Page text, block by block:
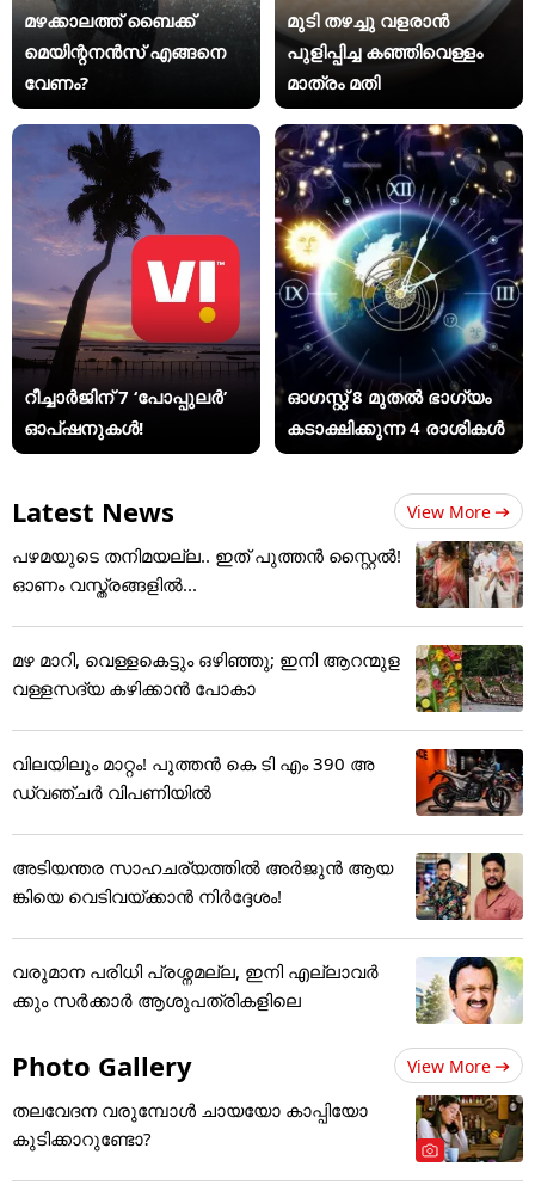
മഴക്കാലത്ത് ബൈക്ക്
മെയിന്റനൻസ് എങ്ങനെ
വേണം?
മുടി തഴച്ചു വളരാൻ
പുളിപ്പിച്ച കഞ്ഞിവെള്ളം
മാത്രം മതി
റീച്ചാർജിന് 7 ‘പോപ്പുലർ’
ഓപ്ഷനുകൾ!
ഓഗസ്റ്റ് 8 മുതൽ ഭാഗ്യം
കടാക്ഷിക്കുന്ന 4 രാശികൾ
Latest News View More
പഴമയുടെ തനിമയല്ല.. ഇത് പുത്തൻ സ്റ്റൈൽ!
ഓണം വസ്ത്രങ്ങളിൽ...
മഴ മാറി, വെള്ളകെട്ടും ഒഴിഞ്ഞു; ഇനി ആറന്മുള
വള്ളസദ്യ കഴിക്കാൻ പോകാ
വിലയിലും മാറ്റം! പുത്തൻ കെ ടി എം 390 അ
ഡ്വഞ്ചർ വിപണിയിൽ
അടിയന്തര സാഹചര്യത്തിൽ അർജുൻ ആയ
ങ്കിയെ വെടിവയ്ക്കാൻ നിർദ്ദേശം!
വരുമാന പരിധി പ്രശ്നമല്ല, ഇനി എല്ലാവർ
ക്കും സർക്കാർ ആശുപത്രികളിലെ
Photo Gallery View More
തലവേദന വരുമ്പോൾ ചായയോ കാപ്പിയോ
കുടിക്കാറുണ്ടോ?